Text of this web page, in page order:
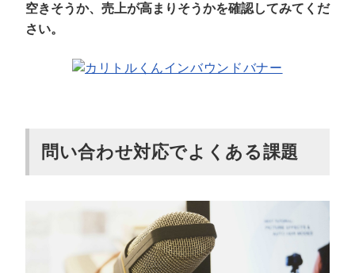
空きそうか、売上が高まりそうかを確認してみてくだ
さい。
問い合わせ対応でよくある課題